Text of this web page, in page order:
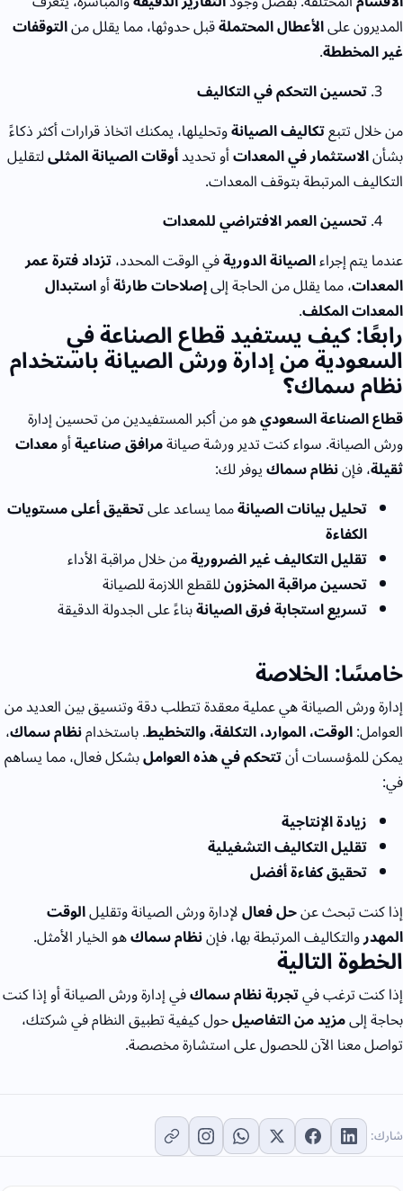
المديرون علىالأعطال المحتملةقبل حدوثها، مما يقلل منالتوقفات
غير المخططة.
تحسين التحكم في التكاليف
من خلال تتبعتكاليف الصيانةوتحليلها، يمكنك اتخاذ قرارات أكثر ذكاءً
بشأنالاستثمار في المعداتأو تحديدأوقات الصيانة المثلىلتقليل
التكاليف المرتبطة بتوقف المعدات.
تحسين العمر الافتراضي للمعدات
عندما يتم إجراءالصيانة الدوريةفي الوقت المحدد،تزداد فترة عمر
المعدات، مما يقلل من الحاجة إلىإصلاحات طارئةأواستبدال
المعدات المكلف.
رابعًا: كيف يستفيد قطاع الصناعة في
السعودية من إدارة ورش الصيانة باستخدام
نظام سماك؟
قطاع الصناعة السعوديهو من أكبر المستفيدين من تحسين إدارة
ورش الصيانة. سواء كنت تدير ورشة صيانةمرافق صناعيةأومعدات
ثقيلة، فإننظام سماكيوفر لك:
تحليل بيانات الصيانةمما يساعد علىتحقيق أعلى مستويات
الكفاءة
تقليل التكاليف غير الضروريةمن خلال مراقبة الأداء
تحسين مراقبة المخزونللقطع اللازمة للصيانة
تسريع استجابة فرق الصيانةبناءً على الجدولة الدقيقة
خامسًا: الخلاصة
إدارة ورش الصيانة هي عملية معقدة تتطلب دقة وتنسيق بين العديد من
العوامل:الوقت، الموارد، التكلفة، والتخطيط. باستخدامنظام سماك،
يمكن للمؤسسات أنتتحكم في هذه العواملبشكل فعال، مما يساهم
في:
زيادة الإنتاجية
تقليل التكاليف التشغيلية
تحقيق كفاءة أفضل
إذا كنت تبحث عنحل فعاللإدارة ورش الصيانة وتقليلالوقت
المهدروالتكاليف المرتبطة بها، فإننظام سماكهو الخيار الأمثل.
الخطوة التالية
إذا كنت ترغب فيتجربة نظام سماكفي إدارة ورش الصيانة أو إذا كنت
بحاجة إلىمزيد من التفاصيلحول كيفية تطبيق النظام في شركتك،
تواصل معنا الآن للحصول على استشارة مخصصة.
شارك: